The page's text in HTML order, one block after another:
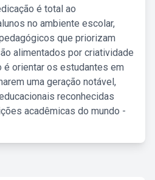
é total ao
no ambiente escolar,
que priorizam
alimentados por criatividade
é orientar os estudantes em
uma geração notável,
reconhecidas
acadêmicas do mundo -